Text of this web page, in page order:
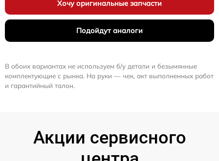
Хочу оригинальные запчасти
Подойдут аналоги
В обоих вариантах не используем б/у детали и безымянные
комплектующие с рынка. На руки — чек, акт выполненных работ
и гарантийный талон.
Акции сервисного